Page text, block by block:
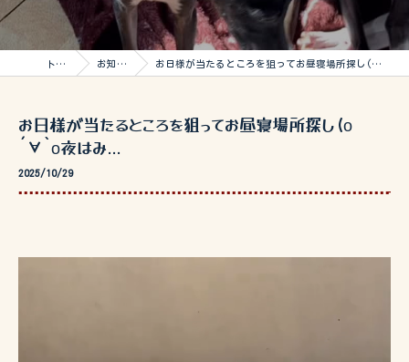
トップ お知らせ お日様が当たるところを狙ってお昼寝場所探し(о´∀`о夜はみ...
お日様が当たるところを狙ってお昼寝場所探し(о
´∀`о夜はみ...
2025/10/29